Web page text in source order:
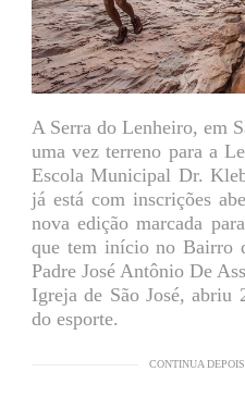
A Serra do Lenheiro, em
uma vez terreno para a
Escola Municipal Dr.
já está com inscrições
nova edição marcada
que tem início no Bairro
Padre José Antônio De
Igreja de São José, abriu
do esporte.
CONTINUA